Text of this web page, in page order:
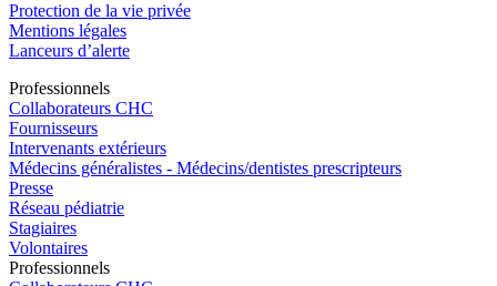
Protection de la vie privée
Mentions légales
Lanceurs d’alerte
Professionnels
Collaborateurs CHC
Fournisseurs
Intervenants extérieurs
Médecins généralistes - Médecins/dentistes prescripteurs
Presse
Réseau pédiatrie
Stagiaires
Volontaires
Professionnels